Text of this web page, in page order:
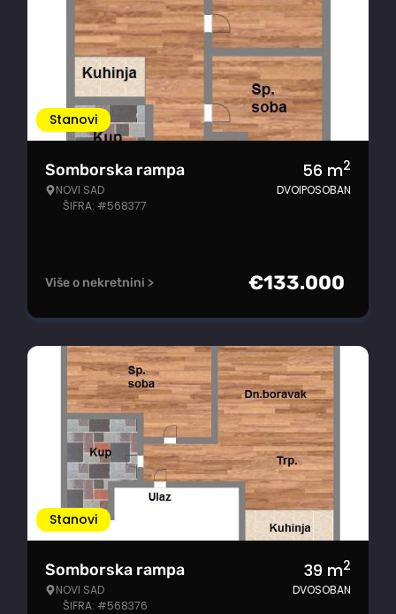
Stanovi
Somborska rampa
NOVI SAD
ŠIFRA: #568377
56 m2
DVOIPOSOBAN
Više o nekretnini > €133.000
Stanovi
Somborska rampa
NOVI SAD
ŠIFRA: #568376
39 m2
DVOSOBAN